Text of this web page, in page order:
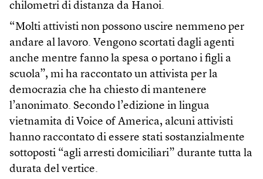
chilometri di distanza da Hanoi.
“Molti attivisti non possono uscire nemmeno per
andare al lavoro. Vengono scortati dagli agenti
anche mentre fanno la spesa o portano i figli a
scuola”, mi ha raccontato un attivista per la
democrazia che ha chiesto di mantenere
l’anonimato. Secondo l’edizione in lingua
vietnamita di Voice of America, alcuni attivisti
hanno raccontato di essere stati sostanzialmente
sottoposti “agli arresti domiciliari” durante tutta la
durata del vertice.